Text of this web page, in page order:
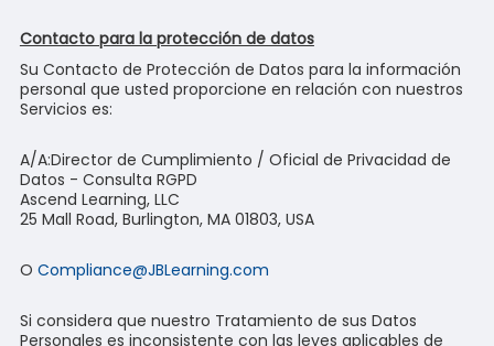
Contacto para la protección de datos
Su Contacto de Protección de Datos para la información
personal que usted proporcione en relación con nuestros
Servicios es:
A/A:Director de Cumplimiento / Oficial de Privacidad de
Datos - Consulta RGPD
Ascend Learning, LLC
25 Mall Road, Burlington, MA 01803, USA
O Compliance@JBLearning.com
Si considera que nuestro Tratamiento de sus Datos
Personales es inconsistente con las leyes aplicables de